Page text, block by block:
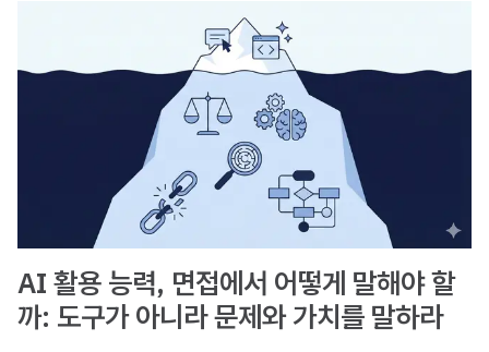
AI 활용 능력, 면접에서 어떻게 말해야 할
까: 도구가 아니라 문제와 가치를 말하라